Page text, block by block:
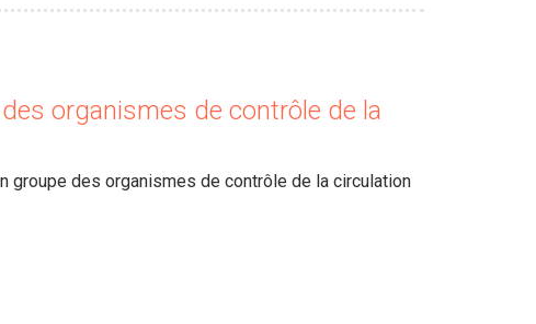
organismes de contrôle de la
groupe des organismes de contrôle de la circulation